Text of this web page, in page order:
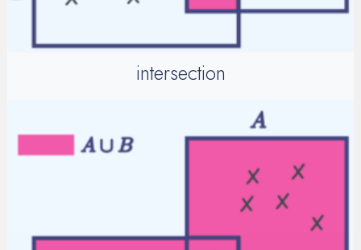
intersection